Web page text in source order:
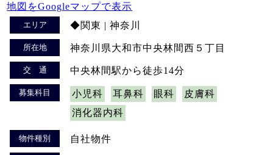
地図をGoogleマップで表示
エリア ◆関東 | 神奈川
所在地 神奈川県大和市中央林間西５丁目
交 通 中央林間駅から徒歩14分
募集科目 小児科 耳鼻科 眼科
皮膚科
消化器内科
物件種別 自社物件